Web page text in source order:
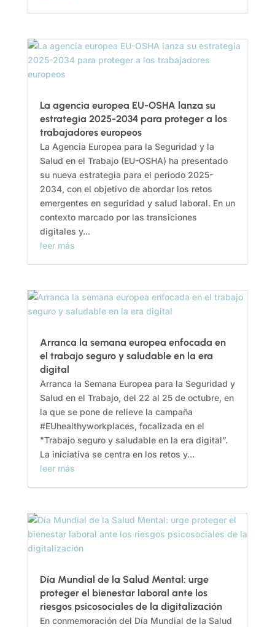
La agencia europea EU-OSHA lanza su
estrategia 2025-2034 para proteger a los
trabajadores europeos
La Agencia Europea para la Seguridad y la
Salud en el Trabajo (EU-OSHA) ha presentado
su nueva estrategia para el periodo 2025-
2034, con el objetivo de abordar los retos
emergentes en seguridad y salud laboral. En un
contexto marcado por las transiciones
digitales y...
leer más
Arranca la semana europea enfocada en
el trabajo seguro y saludable en la era
digital
Arranca la Semana Europea para la Seguridad y
Salud en el Trabajo, del 22 al 25 de octubre, en
la que se pone de relieve la campaña
#EUhealthyworkplaces, focalizada en el
"Trabajo seguro y saludable en la era digital”.
La iniciativa se centra en los retos y...
leer más
Día Mundial de la Salud Mental: urge
proteger el bienestar laboral ante los
riesgos psicosociales de la digitalización
En conmemoración del Día Mundial de la Salud